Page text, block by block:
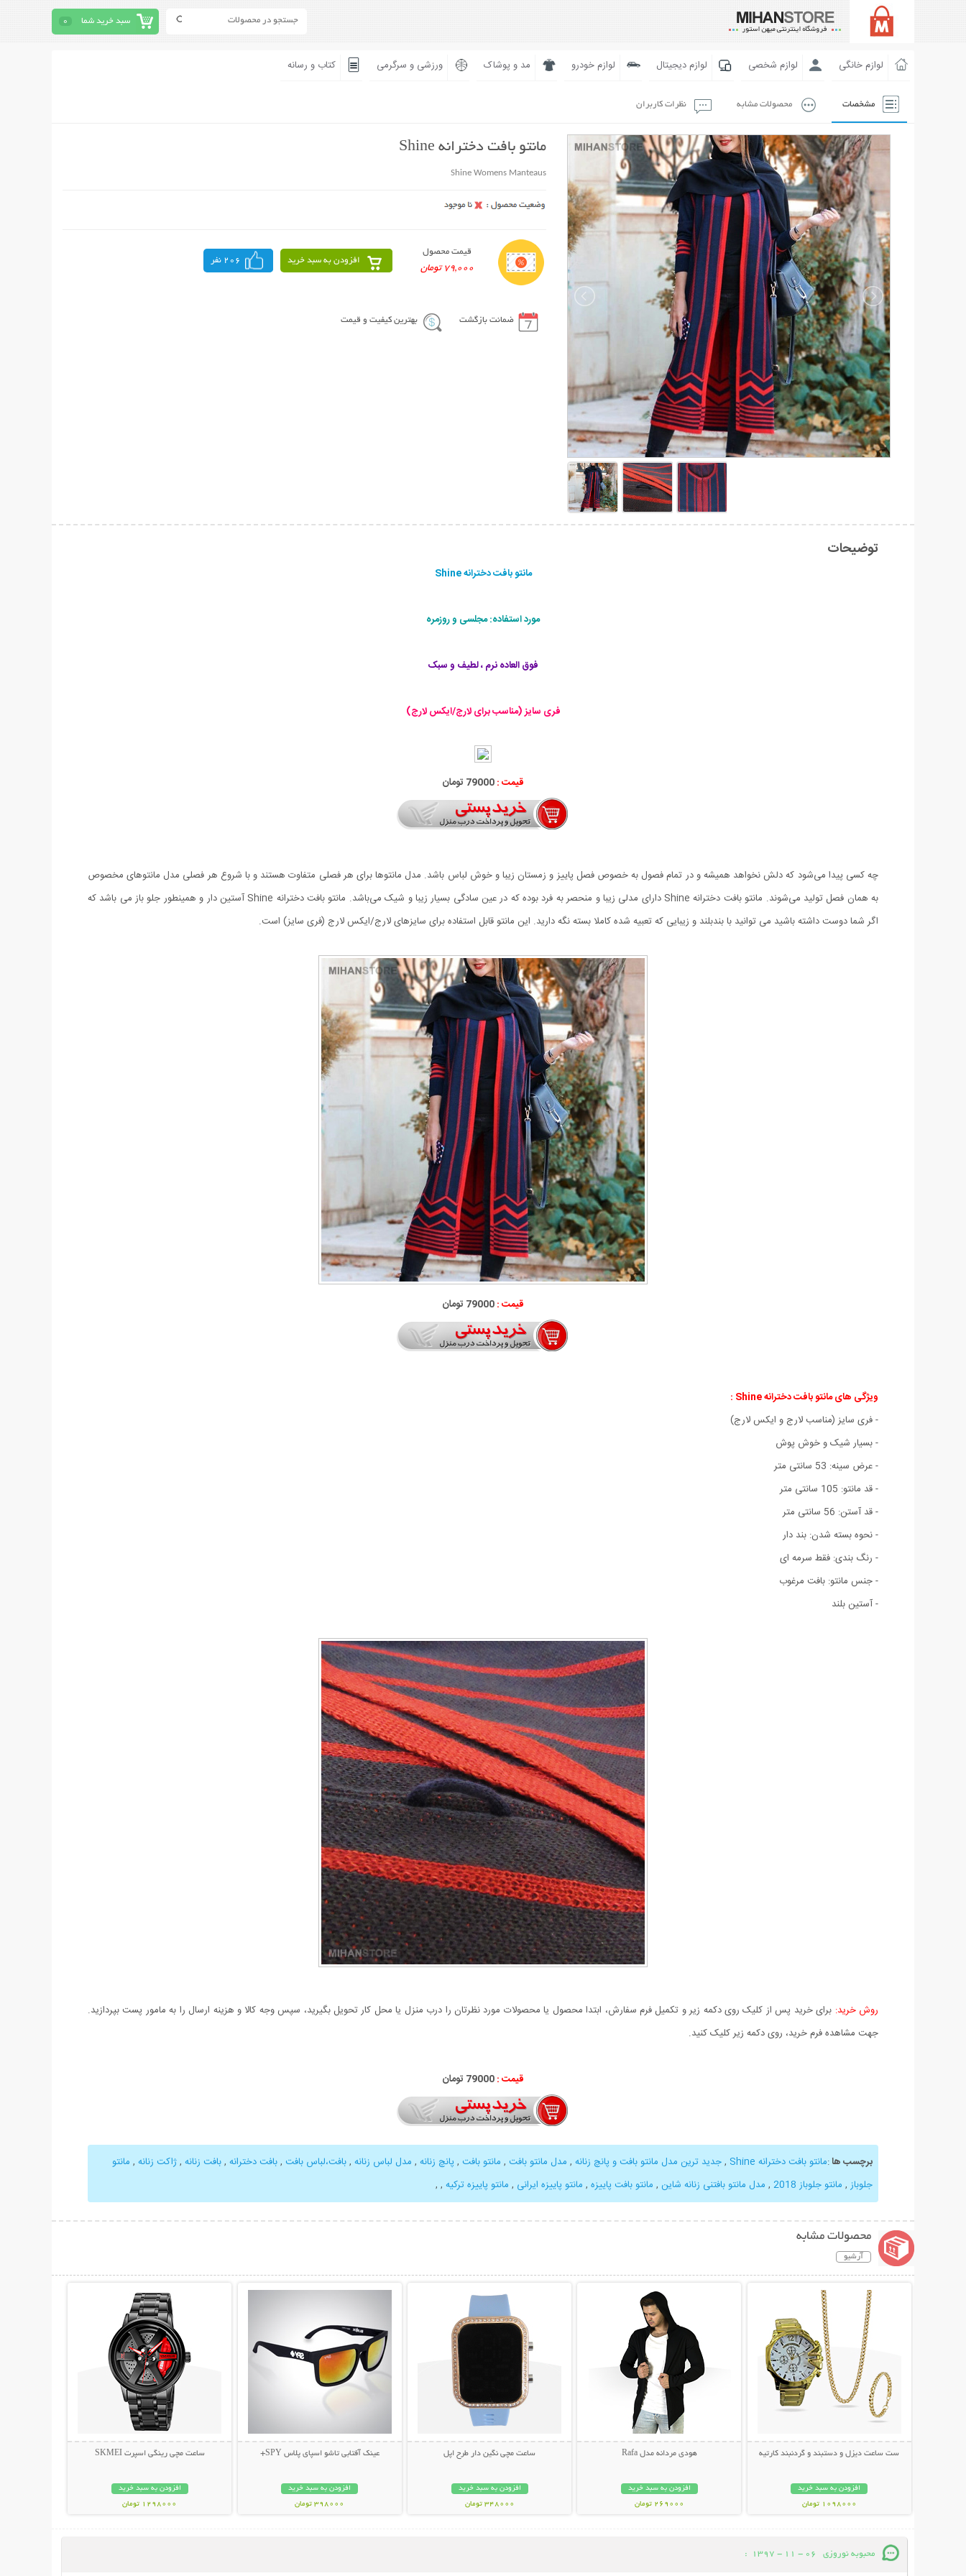
سبد خرید شما 0
لوازم خانگی لوازم شخصی لوازم دیجیتال لوازم خودرو مد و پوشاک ورزشی و سرگرمی کتاب و رسانه
مشخصات محصولات مشابه نظرات کاربران
مانتو بافت دخترانه Shine
Shine Womens Manteaus
قیمت محصول
79,000 تومان
افزودن به سبد خرید 206 نفر
ضمانت بازگشت بهترین کیفیت و قیمت
توضیحات
مانتو بافت دخترانه Shine
مورد استفاده: مجلسی و روزمره
فوق العاده نرم ، لطیف و سبک
فری سایز (مناسب برای لارج/ایکس لارج)
قیمت :79000 تومان
چه کسی پیدا می‌شود که دلش نخواهد همیشه و در تمام فصول به خصوص فصل پاییز و زمستان زیبا و خوش لباس باشد. مدل مانتو‌ها برای هر فصلی متفاوت هستند و با شروع هر فصلی مدل مانتو‌های مخصوص
به همان فصل تولید می‌شوند. مانتو بافت دخترانه Shine دارای مدلی زیبا و منحصر به فرد بوده که در عین سادگی بسیار زیبا و شیک می‌باشد. مانتو بافت دخترانه Shine آستین دار و همینطور جلو باز می باشد که
اگر شما دوست داشته باشید می توانید با بندبلند و زیبایی که تعبیه شده کاملا بسته نگه دارید. این مانتو قابل استفاده برای سایزهای لارج/ایکس لارج (فری سایز) است.
قیمت :79000 تومان
ویژگی های مانتو بافت دخترانه Shine :
- فری سایز (مناسب لارج و ایکس لارج)
- بسیار شیک و خوش پوش
- عرض سینه: 53 سانتی متر
- قد مانتو: 105 سانتی متر
- قد آستن: 56 سانتی متر
- نحوه بسته شدن: بند دار
- رنگ بندی: فقط سرمه ای
- جنس مانتو: بافت مرغوب
- آستین بلند
روش خرید: برای خرید پس از کلیک روی دکمه زیر و تکمیل فرم سفارش، ابتدا محصول یا محصولات مورد نظرتان را درب منزل یا محل کار تحویل بگیرید، سپس وجه کالا و هزینه ارسال را به مامور پست بپردازید.
جهت مشاهده فرم خرید، روی دکمه زیر کلیک کنید.
قیمت :79000 تومان
برچسب ها:مانتو بافت دخترانه Shine ,جدید ترین مدل مانتو بافت و پانچ زنانه , مدل مانتو بافت , مانتو بافت , پانچ زنانه , مدل لباس زنانه ,بافت،لباس بافت ,بافت دخترانه ,بافت زنانه ,ژاکت زنانه , مانتو
جلوباز , مانتو جلوباز 2018 , مدل مانتو بافتنی زنانه شاین , مانتو بافت پاییزه , مانتو پاییزه ایرانی , مانتو پاییزه ترکیه ,
,
محصولات مشابه
آرشیو
ست ساعت دیزل و دستبند و گردنبند کارتیه
افزودن به سبد خرید
1098000 تومان
هودی مردانه مدل Rafa
افزودن به سبد خرید
269000 تومان
ساعت مچی نگین دار طرح اپل
افزودن به سبد خرید
348000 تومان
عینک آفتابی تاشو اسپای پلاس SPY+
افزودن به سبد خرید
398000 تومان
ساعت مچی رینگی اسپرت SKMEI
افزودن به سبد خرید
1298000 تومان
محبوبه نوروزی 06 - 11 - 1397
: